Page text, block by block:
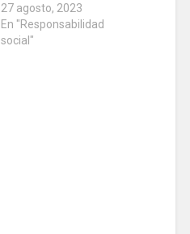
27 agosto, 2023
En "Responsabilidad
social"